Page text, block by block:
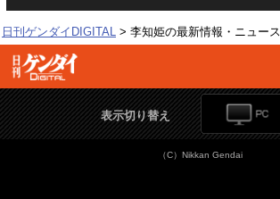
日刊ゲンダイDIGITAL 李知姫の最新情報・ニュース
表示切り替え
（C）Nikkan Gendai